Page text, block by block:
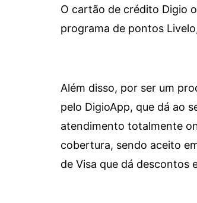
O cartão de crédito Digio
programa de pontos
Além disso, por ser um
pelo DigioApp, que dá ao
atendimento totalmente
cobertura, sendo aceito
de Visa que dá descontos